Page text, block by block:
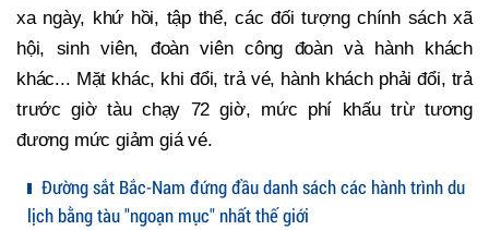
xa ngày, khứ hồi, tập thể, các đối tượng chính sách xã
hội, sinh viên, đoàn viên công đoàn và hành khách
khác... Mặt khác, khi đổi, trả vé, hành khách phải đổi, trả
trước giờ tàu chạy 72 giờ, mức phí khấu trừ tương
đương mức giảm giá vé.
Đường sắt Bắc-Nam đứng đầu danh sách các hành trình du
lịch bằng tàu "ngoạn mục" nhất thế giới